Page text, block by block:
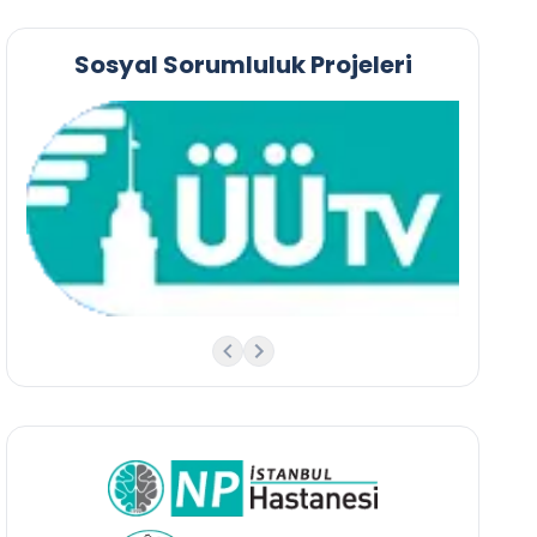
Sosyal Sorumluluk Projeleri